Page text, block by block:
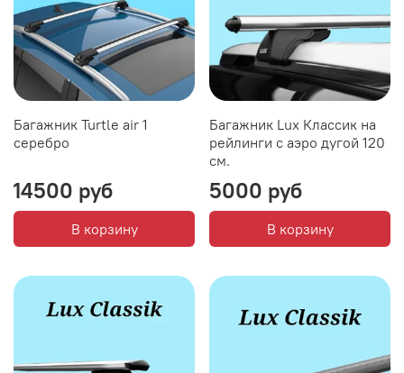
Багажник Turtle air 1
серебро
14500 руб
В корзину
Багажник Lux Классик на
рейлинги с аэро дугой 120
см.
5000 руб
В корзину